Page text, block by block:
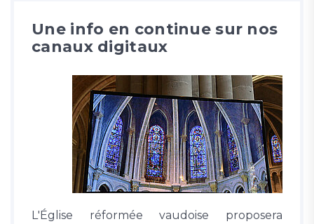
Une info en continue sur nos
canaux digitaux
L'Église réformée vaudoise proposera